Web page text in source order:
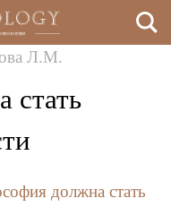
Л.М.
стать
должна стать